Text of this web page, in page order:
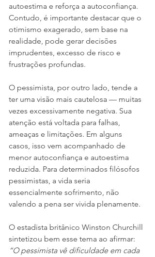
autoestima e reforça a autoconfiança.
Contudo, é importante destacar que o
otimismo exagerado, sem base na
realidade, pode gerar decisões
imprudentes, excesso de risco e
frustrações profundas.
O pessimista, por outro lado, tende a
ter uma visão mais cautelosa — muitas
vezes excessivamente negativa. Sua
atenção está voltada para falhas,
ameaças e limitações. Em alguns
casos, isso vem acompanhado de
menor autoconfiança e autoestima
reduzida. Para determinados filósofos
pessimistas, a vida seria
essencialmente sofrimento, não
valendo a pena ser vivida plenamente.
O estadista britânico Winston Churchill
sintetizou bem esse tema ao afirmar:
“O pessimista vê dificuldade em cada